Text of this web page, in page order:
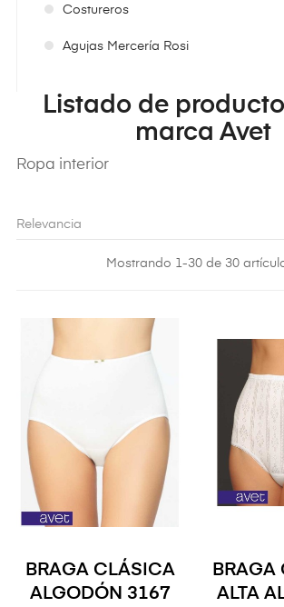
Costureros
Agujas Mercería Rosi
Listado de
marca Avet
Ropa interior
Relevancia
Mostrando 1-30 de 30
BRAGA CLÁSICA
ALGODÓN 3167
BRAGA
ALTA